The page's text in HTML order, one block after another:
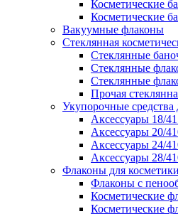
Косметические
Косметические
Вакуумные флаконы
Стеклянная
Стеклянные
Стеклянные
Стеклянные
Прочая
Укупорочные средства
Аксессуары 18/
Аксессуары 20/
Аксессуары 24/
Аксессуары 28/
Флаконы для косметики
Флаконы с
Косметические
Косметические